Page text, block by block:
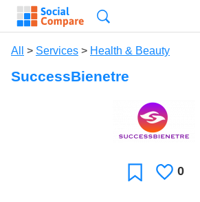
All > Services > Health & Beauty
SuccessBienetre
FavoriteLikes
0